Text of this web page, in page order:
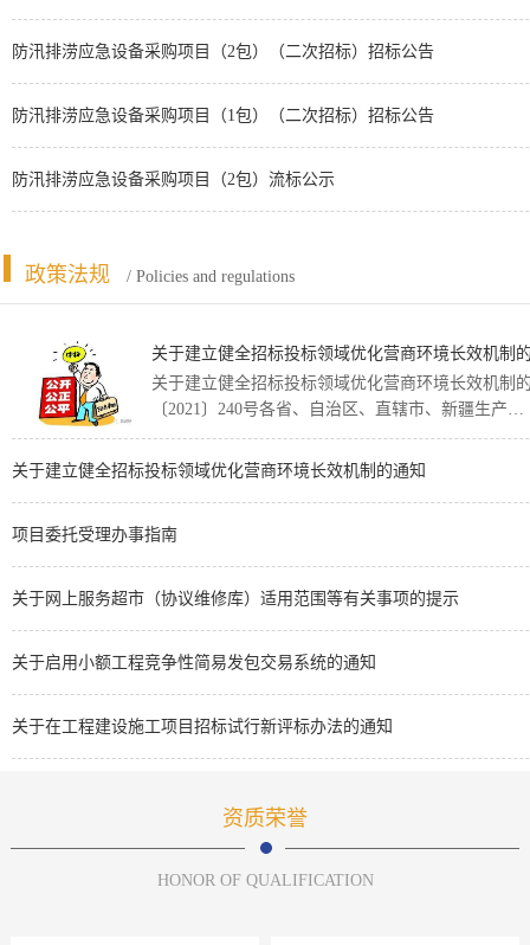
防汛排涝应急设备采购项目（2包）（二次招标）招标公告
防汛排涝应急设备采购项目（1包）（二次招标）招标公告
防汛排涝应急设备采购项目（2包）流标公示
政策法规 / Policies and regulations
关于建立健全招标投标领域优化营商环境长效机制
关于建立健全招标投标领域优化营商环境长效机制
〔2021〕240号各省、自治区、直辖市、新疆生产…
关于建立健全招标投标领域优化营商环境长效机制的通知
项目委托受理办事指南
关于网上服务超市（协议维修库）适用范围等有关事项的提示
关于启用小额工程竞争性简易发包交易系统的通知
关于在工程建设施工项目招标试行新评标办法的通知
资质荣誉
HONOR OF QUALIFICATION